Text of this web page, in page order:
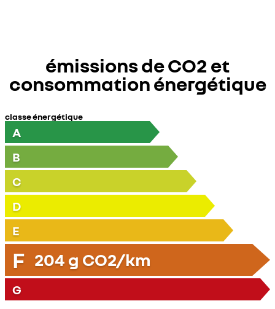
émissions de CO2 et
consommation énergétique
classe énergétique
A
B
C
D
E
F 204 g CO2/km
G